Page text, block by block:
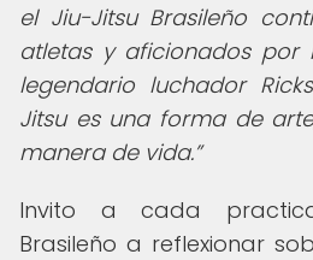
el Jiu-Jitsu Brasileño
atletas y aficionados por
legendario luchador
Jitsu es una forma de
manera de vida.
Invito a cada
Brasileño a reflexionar